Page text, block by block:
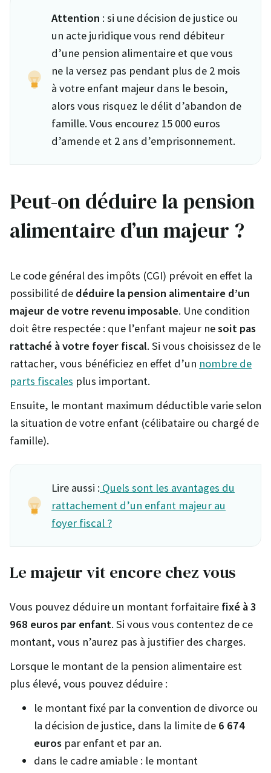
Attention : si une décision de justice ou
un acte juridique vous rend débiteur
d’une pension alimentaire et que vous
ne la versez pas pendant plus de 2 mois
à votre enfant majeur dans le besoin,
alors vous risquez le délit d’abandon de
famille. Vous encourez 15 000 euros
d’amende et 2 ans d’emprisonnement.
Peut-on déduire la pension
alimentaire d’un majeur ?
Le code général des impôts (CGI) prévoit en effet la
possibilité de déduire la pension alimentaire d’un
majeur de votre revenu imposable. Une condition
doit être respectée : que l’enfant majeur nesoit pas
rattaché à votre foyer fiscal. Si vous choisissez de le
rattacher, vous bénéficiez en effet d’un nombre de
parts fiscales plus important.
Ensuite, le montant maximum déductible varie selon
la situation de votre enfant (célibataire ou chargé de
famille).
Lire aussi : Quels sont les avantages du
rattachement d’un enfant majeur au
foyer fiscal ?
Le majeur vit encore chez vous
Vous pouvez déduire un montant forfaitaire fixé à 3
968 euros par enfant. Si vous vous contentez de ce
montant, vous n’aurez pas à justifier des charges.
Lorsque le montant de la pension alimentaire est
plus élevé, vous pouvez déduire :
le montant fixé par la convention de divorce ou
la décision de justice, dans la limite de 6 674
euros par enfant et par an.
dans le cadre amiable : le montant